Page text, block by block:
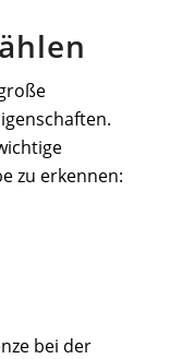
zu erkennen:
bei der